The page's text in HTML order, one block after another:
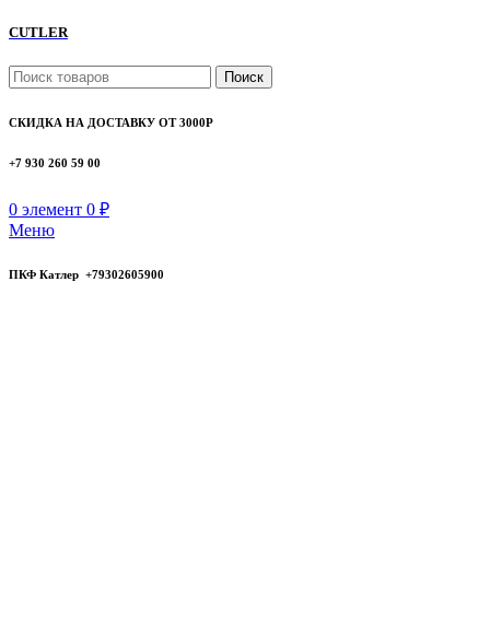
CUTLER
Поиск
СКИДКА НА ДОСТАВКУ ОТ 3000Р
+7 930 260 59 00
0 элемент 0 ₽
Меню
ПКФ Катлер +79302605900